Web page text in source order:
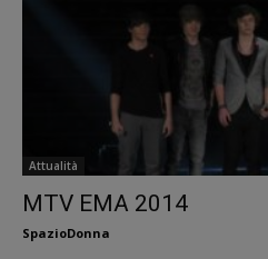
Attualità
MTV EMA 2014
SpazioDonna